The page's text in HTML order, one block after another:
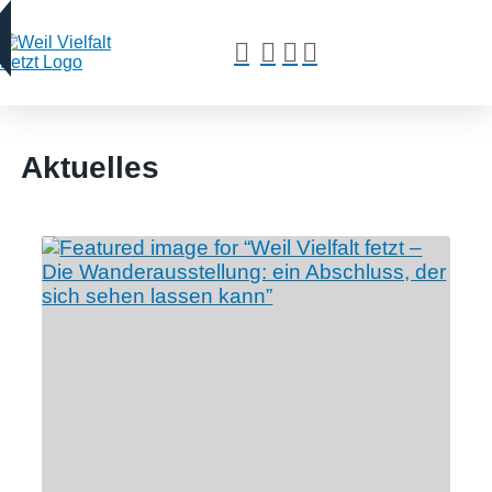
Aktuelles